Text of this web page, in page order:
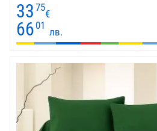
33 75
€
66 01
лв.